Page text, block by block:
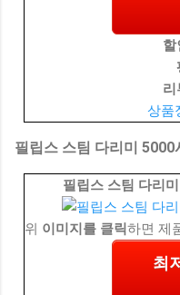
할
리
상품
필립스 스팀 다리미
필립스 스팀 다리
위 이미지를 클릭하면 제
최